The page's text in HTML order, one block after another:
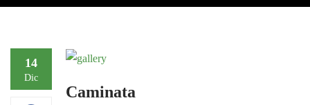
14
Dic
Caminata